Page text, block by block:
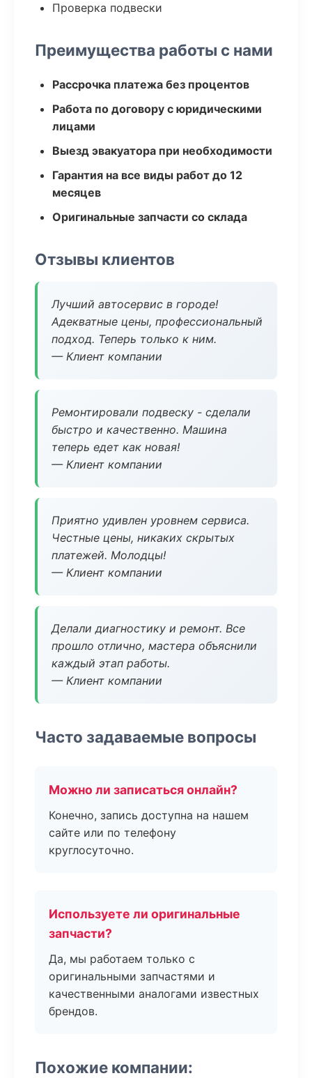
Проверка подвески
Преимущества работы с нами
Рассрочка платежа без процентов
Работа по договору с юридическими
лицами
Выезд эвакуатора при необходимости
Гарантия на все виды работ до 12
месяцев
Оригинальные запчасти со склада
Отзывы клиентов
Лучший автосервис в городе!
Адекватные цены, профессиональный
подход. Теперь только к ним.
— Клиент компании
Ремонтировали подвеску - сделали
быстро и качественно. Машина
теперь едет как новая!
— Клиент компании
Приятно удивлен уровнем сервиса.
Честные цены, никаких скрытых
платежей. Молодцы!
— Клиент компании
Делали диагностику и ремонт. Все
прошло отлично, мастера объяснили
каждый этап работы.
— Клиент компании
Часто задаваемые вопросы
Можно ли записаться онлайн?
Конечно, запись доступна на нашем
сайте или по телефону
круглосуточно.
Используете ли оригинальные
запчасти?
Да, мы работаем только с
оригинальными запчастями и
качественными аналогами известных
брендов.
Похожие компании: